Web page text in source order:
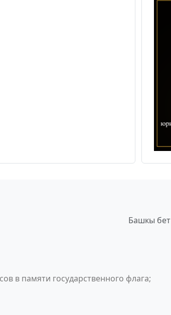
Башкы бет
в памяти государственного флага;